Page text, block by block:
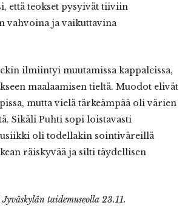
että teokset pysyivät tiiviin
vahvoina ja vaikuttavina
ilmiintyi muutamissa kappaleissa,
maalaamisen tieltä. Muodot elivät
mutta vielä tärkeämpää oli värien
Sikäli Puhti sopi loistavasti
oli todellakin sointiväreillä
räiskyvää ja silti täydellisen
taidemuseolla 23.11.